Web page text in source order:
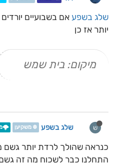
שלג בשפע אם בשבועיים
יותר אז כן
מיקום: בית שמש
ש שלג בשפע ❄️ משקיען
כנראה שהולך לרדת יותר גשם
התחלנו כבר לשכוח מה זה